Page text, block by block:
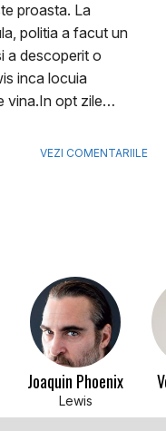
proasta. La
politia a facut un
a descoperit o
inca locuia
vina.In opt zile…
VEZI COMENTARIILE
Joaquin Phoenix
Lewis